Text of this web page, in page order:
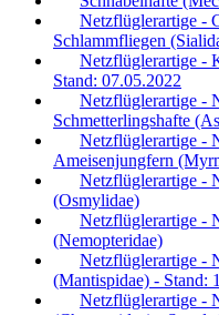
Netzflüglerartige -
Schlammfliegen
Netzflüglerartige -
Stand: 07.05.2022
Netzflüglerartige -
Schmetterlingshafte
Netzflüglerartige -
Ameisenjungfern
Netzflüglerartige -
(Osmylidae)
Netzflüglerartige -
(Nemopteridae)
Netzflüglerartige -
(Mantispidae) - Stand:
Netzflüglerartige -